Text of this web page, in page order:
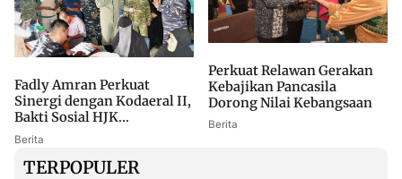
Fadly Amran Perkuat
Sinergi dengan Kodaeral II,
Bakti Sosial HJK...
Berita
Perkuat Relawan Gerakan
Kebajikan Pancasila
Dorong Nilai Kebangsaan
Berita
TERPOPULER